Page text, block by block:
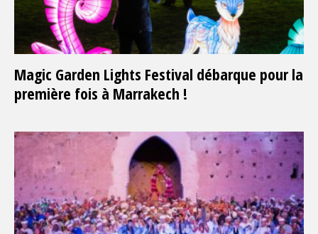
Magic Garden Lights Festival débarque pour la
première fois à Marrakech !